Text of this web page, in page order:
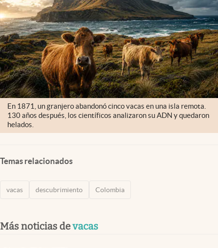
En 1871, un granjero abandonó cinco vacas en una isla remota.
130 años después, los científicos analizaron su ADN y quedaron
helados.
Temas relacionados
vacas descubrimiento Colombia
Más noticias devacas